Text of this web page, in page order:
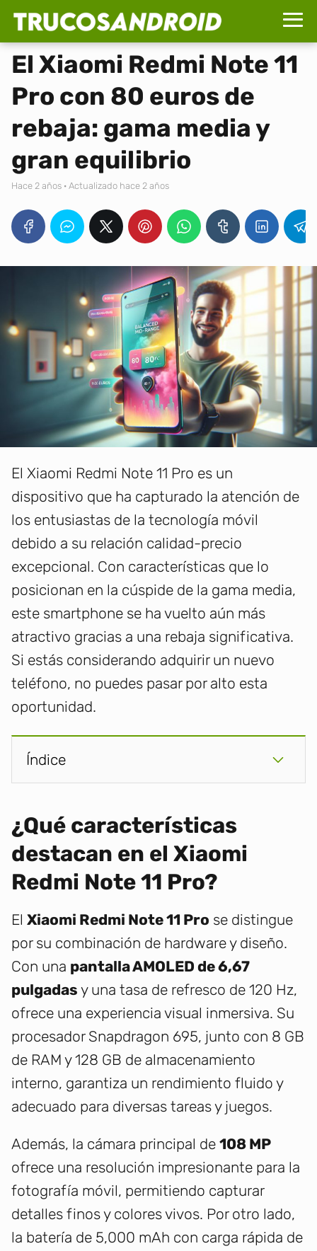
El Xiaomi Redmi Note 11
Pro con 80 euros de
rebaja: gama media y
gran equilibrio
hace 2 años · Actualizado hace 2 años
El Xiaomi Redmi Note 11 Pro es un
dispositivo que ha capturado la atención de
los entusiastas de la tecnología móvil
debido a su relación calidad-precio
excepcional. Con características que lo
posicionan en la cúspide de la gama media,
este smartphone se ha vuelto aún más
atractivo gracias a una rebaja significativa.
Si estás considerando adquirir un nuevo
teléfono, no puedes pasar por alto esta
oportunidad.
Índice
¿Qué características
destacan en el Xiaomi
Redmi Note 11 Pro?
El Xiaomi Redmi Note 11 Pro se distingue
por su combinación de hardware y diseño.
Con una pantalla AMOLED de 6,67
pulgadas y una tasa de refresco de 120 Hz,
ofrece una experiencia visual inmersiva. Su
procesador Snapdragon 695, junto con 8 GB
de RAM y 128 GB de almacenamiento
interno, garantiza un rendimiento fluido y
adecuado para diversas tareas y juegos.
Además, la cámara principal de 108 MP
ofrece una resolución impresionante para la
fotografía móvil, permitiendo capturar
detalles finos y colores vivos. Por otro lado,
la batería de 5,000 mAh con carga rápida de